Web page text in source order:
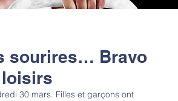
sourires… Bravo
30 mars. Filles et garçons ont